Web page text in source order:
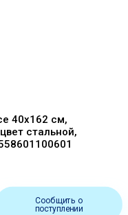
40x162 см,
стальной,
Сообщить о
поступлении